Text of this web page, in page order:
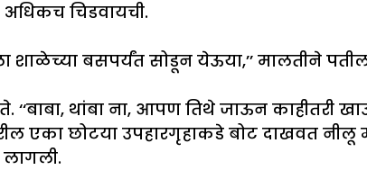
अधिकच चिडवायची.
बसपर्यंत सोडून येऊया,’’ मालतीने
थांबा ना, आपण तिथे जाऊन काहीतरी
एका छोटया उपहारगृहाकडे बोट दाखवत नीलू